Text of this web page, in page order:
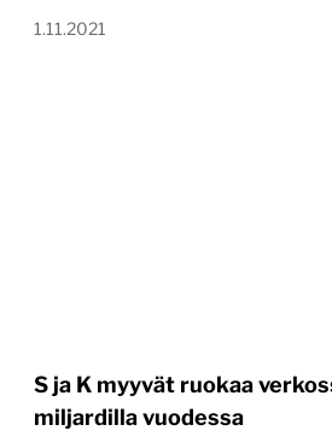
1.11.2021
S ja K myyvät ruokaa
miljardilla vuodessa